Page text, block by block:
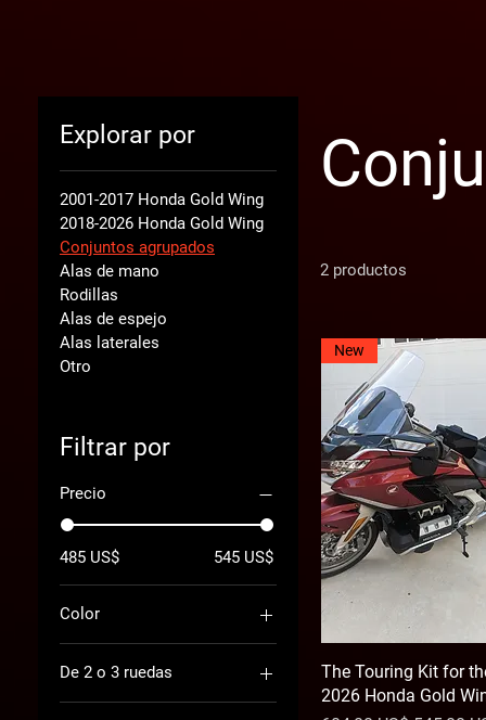
Explorar por
2001-2017 Honda Gold Wing
2018-2026 Honda Gold Wing
Conjuntos agrupados
Alas de mano
Rodillas
Alas de espejo
Alas laterales
Otro
Filtrar por
Precio
485 US$ 545 US$
Color
Amarillo
Azul
Azul claro
De 2 o 3 ruedas
2 ruedas
2 productos
New
The Touring Kit for
2026 Honda Gold